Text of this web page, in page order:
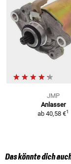
JMP
Anlasser
ab 40,58 €1
Das könnte dich